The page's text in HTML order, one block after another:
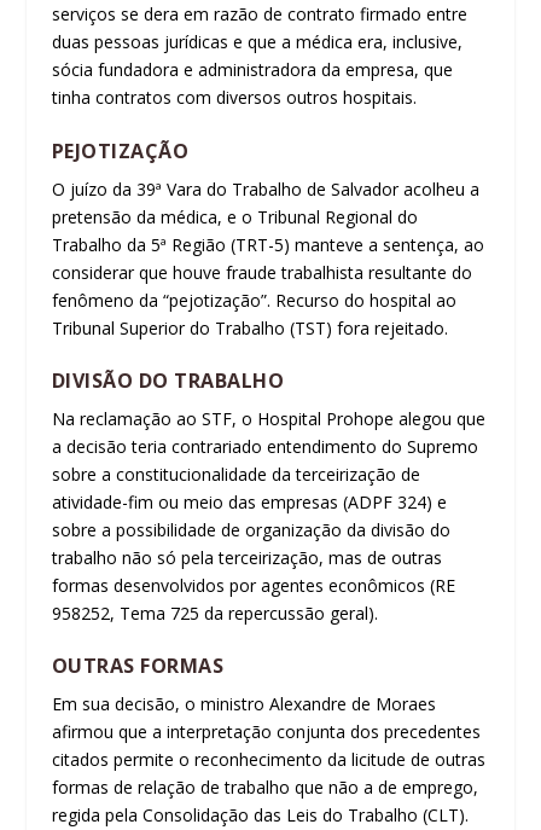
serviços se dera em razão de contrato firmado entre
duas pessoas jurídicas e que a médica era, inclusive,
sócia fundadora e administradora da empresa, que
tinha contratos com diversos outros hospitais.
PEJOTIZAÇÃO
O juízo da 39ª Vara do Trabalho de Salvador acolheu a
pretensão da médica, e o Tribunal Regional do
Trabalho da 5ª Região (TRT-5) manteve a sentença, ao
considerar que houve fraude trabalhista resultante do
fenômeno da “pejotização”. Recurso do hospital ao
Tribunal Superior do Trabalho (TST) fora rejeitado.
DIVISÃO DO TRABALHO
Na reclamação ao STF, o Hospital Prohope alegou que
a decisão teria contrariado entendimento do Supremo
sobre a constitucionalidade da terceirização de
atividade-fim ou meio das empresas (ADPF 324) e
sobre a possibilidade de organização da divisão do
trabalho não só pela terceirização, mas de outras
formas desenvolvidos por agentes econômicos (RE
958252, Tema 725 da repercussão geral).
OUTRAS FORMAS
Em sua decisão, o ministro Alexandre de Moraes
afirmou que a interpretação conjunta dos precedentes
citados permite o reconhecimento da licitude de outras
formas de relação de trabalho que não a de emprego,
regida pela Consolidação das Leis do Trabalho (CLT).